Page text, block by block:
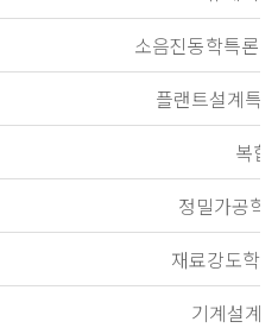
소음진동학특론
플랜트설계특
복
정밀가공학
재료강도학
기계설계